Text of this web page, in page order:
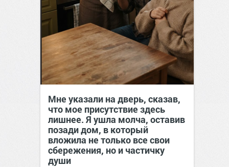
Мне указали на дверь, сказав,
что мое присутствие здесь
лишнее. Я ушла молча, оставив
позади дом, в который
вложила не только все свои
сбережения, но и частичку
души